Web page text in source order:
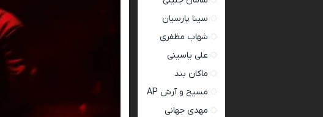
سینا پارسیان
شهاب مظفری
علی یاسینی
ماکان بند
مسیح و آرش AP
مهدی جهانی